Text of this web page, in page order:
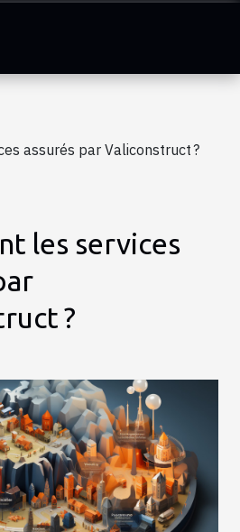
assurés par Valiconstruct ?
les services
?